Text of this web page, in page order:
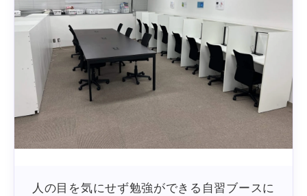
人の目を気にせず勉強ができる自習ブースに